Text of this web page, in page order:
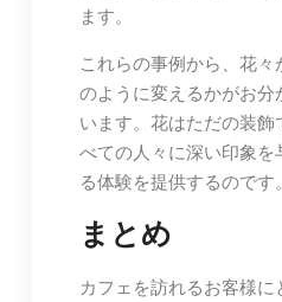
ます。
これらの事例から、花
のように変えるかがお
います。花はただの装
べての人々に深い印象
る体験を提供するのです。
まとめ
カフェを訪れるお客様